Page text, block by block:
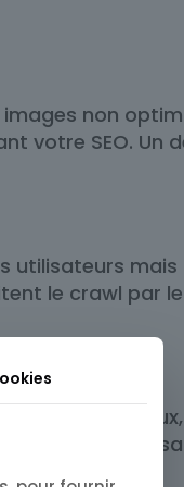
non
votre SEO. Un
utilisateurs
le crawl par
signaux
et augmenter